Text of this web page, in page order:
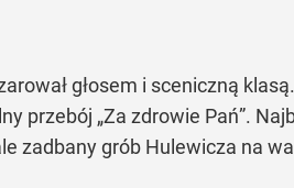
głosem i sceniczną
przebój „Za zdrowie Pań”.
zadbany grób Hulewicza na